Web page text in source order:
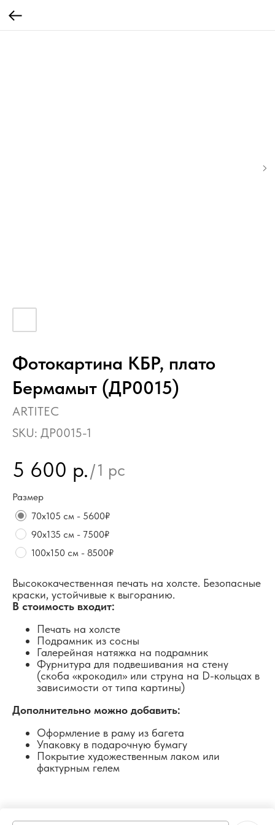
Фотокартина КБР, плато
Бермамыт (ДР0015)
ARTITEC
SKU: ДР0015-1
5 600 р./1 pc
Размер
70х105 см - 5600₽
90х135 см - 7500₽
100х150 см - 8500₽
Высококачественная печать на холсте. Безопасные
краски, устойчивые к выгоранию.
В стоимость входит:
Печать на холсте
Подрамник из сосны
Галерейная натяжка на подрамник
Фурнитура для подвешивания на стену
(скоба «крокодил» или струна на D-кольцах в
зависимости от типа картины)
Дополнительно можно добавить:
Оформление в раму из багета
Упаковку в подарочную бумагу
Покрытие художественным лаком или
фактурным гелем